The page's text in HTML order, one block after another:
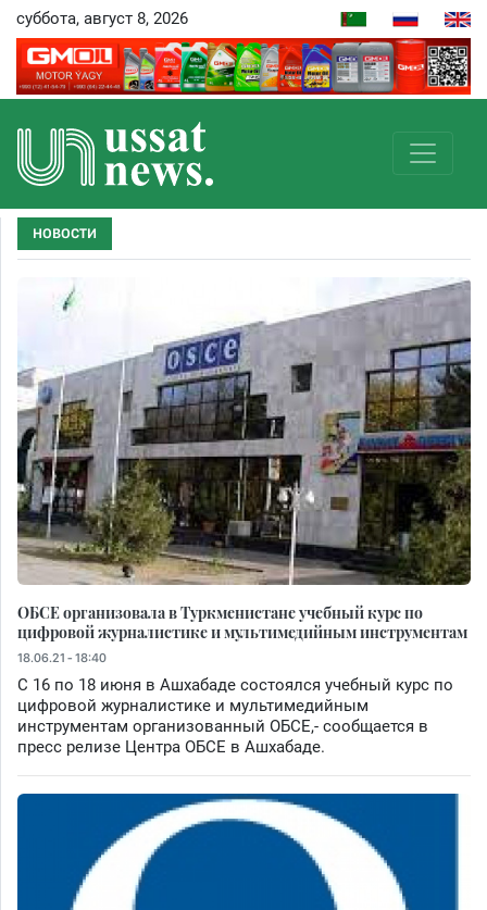
суббота, август 8, 2026
НОВОСТИ
ОБСЕ организовала в Туркменистане учебный курс по
цифровой журналистике и мультимедийным инструментам
18.06.21 - 18:40
С 16 по 18 июня в Ашхабаде состоялся учебный курс по
цифровой журналистике и мультимедийным
инструментам организованный ОБСЕ,- сообщается в
пресс релизе Центра ОБСЕ в Ашхабаде.